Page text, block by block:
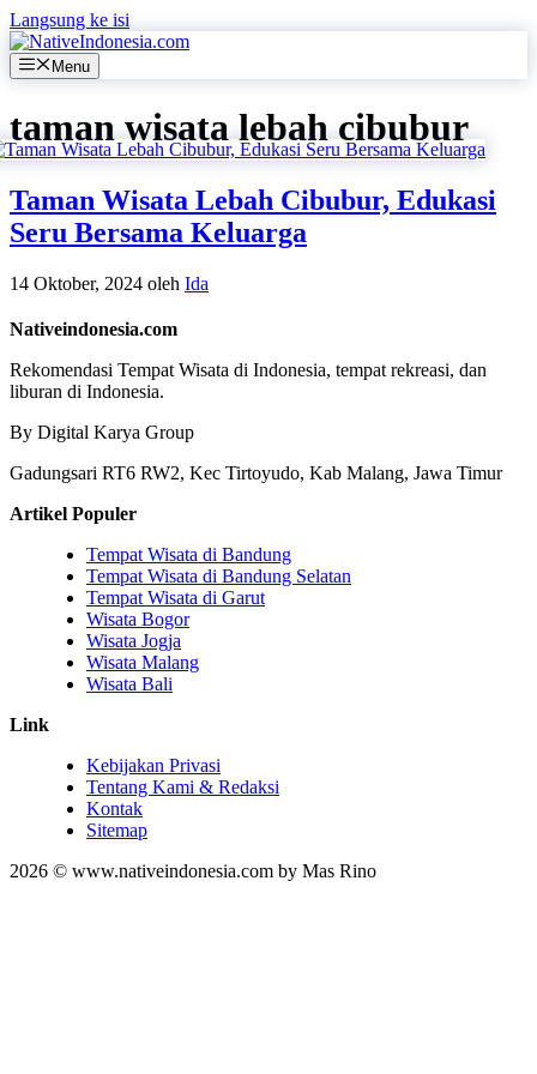
Langsung ke isi
Menu
taman wisata lebah cibubur
Taman Wisata Lebah Cibubur, Edukasi
Seru Bersama Keluarga
14 Oktober, 2024 oleh Ida
Nativeindonesia.com
Rekomendasi Tempat Wisata di Indonesia, tempat rekreasi, dan
liburan di Indonesia.
By Digital Karya Group
Gadungsari RT6 RW2, Kec Tirtoyudo, Kab Malang, Jawa Timur
Artikel Populer
Tempat Wisata di Bandung
Tempat Wisata di Bandung Selatan
Tempat Wisata di Garut
Wisata Bogor
Wisata Jogja
Wisata Malang
Wisata Bali
Link
Kebijakan Privasi
Tentang Kami & Redaksi
Kontak
Sitemap
2026 © www.nativeindonesia.com by Mas Rino